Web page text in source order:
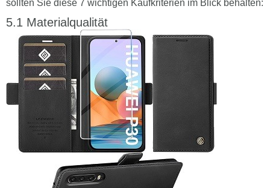
sollten Sie diese 7 wichtigen Kaufkriterien im Blick behalten:
Materialqualität